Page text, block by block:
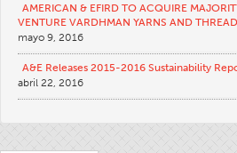
Contacto
Sucursales En El Mundo
Contáctenos
AMERICAN & EFIRD TO ACQUIRE
VENTURE VARDHMAN YARNS AND
mayo 9, 2016
A&E Releases 2015-2016 Sustainability
abril 22, 2016